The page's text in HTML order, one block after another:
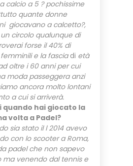
calcio a 5 ? pochissime
quante donne
giocavano a calcetto?,
circolo qualunque di
forse il 40% di
e la fasciadi età
oltre i 60 anni per cui
moda passeggera anzi
ancora molto lontani
a cui si arriverà.
quando hai giocato la
volta a Padel?
sia stato il l 2014 avevo
con lo scooter a Roma,
padel che non sapevo
ma venendo dal tennis e